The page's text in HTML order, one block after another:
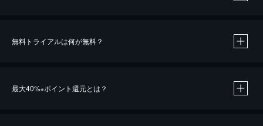
無料トライアルは何が無料？
最大40%※ポイント還元とは？